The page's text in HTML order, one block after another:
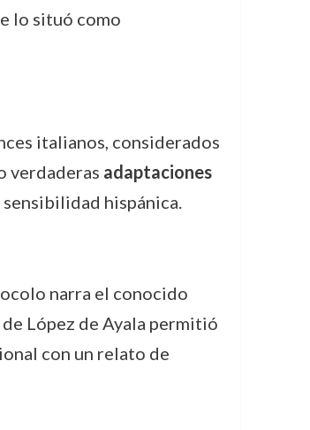
lo situó como
italianos, considerados
verdaderas adaptaciones
hispánica.
narra el conocido
López de Ayala permitió
con un relato de